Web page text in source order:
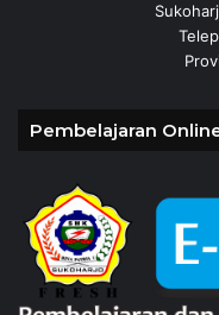
Pembelajaran